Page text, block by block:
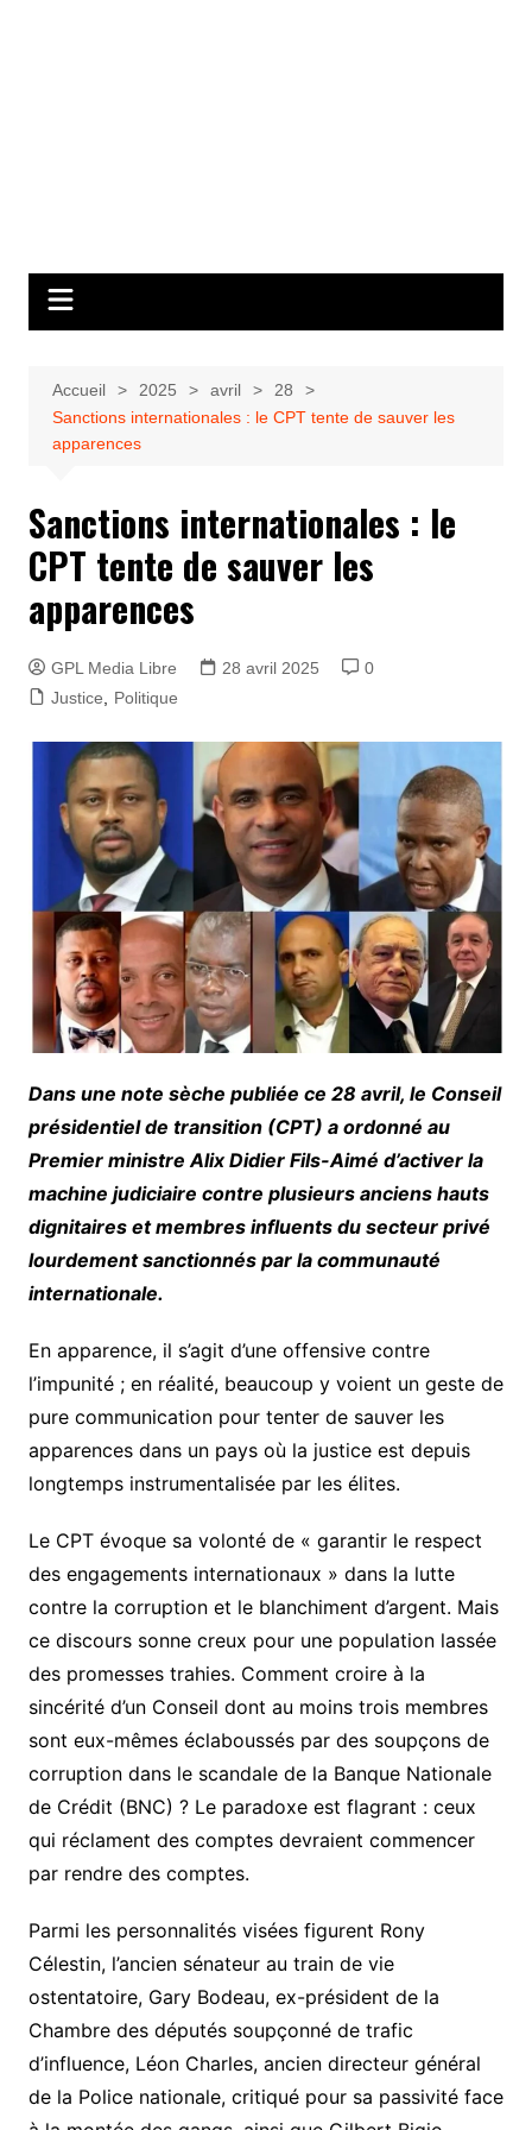
Accueil 2025 avril
28
Sanctions internationales : le CPT tente de sauver les
apparences
Sanctions internationales : le
CPT tente de sauver les
apparences
GPL Media Libre 28 avril 2025
0
Justice
Politique
Dans une note sèche publiée ce 28 avril, le Conseil
présidentiel de transition (CPT) a ordonné au
Premier ministre Alix Didier Fils-Aimé d’activer la
machine judiciaire contre plusieurs anciens hauts
dignitaires et membres influents du secteur privé
lourdement sanctionnés par la communauté
internationale.
En apparence, il s’agit d’une offensive contre
l’impunité ; en réalité, beaucoup y voient un geste de
pure communication pour tenter de sauver les
apparences dans un pays où la justice est depuis
longtemps instrumentalisée par les élites.
Le CPT évoque sa volonté de « garantir le respect
des engagements internationaux » dans la lutte
contre la corruption et le blanchiment d’argent. Mais
ce discours sonne creux pour une population lassée
des promesses trahies. Comment croire à la
sincérité d’un Conseil dont au moins trois membres
sont eux-mêmes éclaboussés par des soupçons de
corruption dans le scandale de la Banque Nationale
de Crédit (BNC) ? Le paradoxe est flagrant : ceux
qui réclament des comptes devraient commencer
par rendre des comptes.
Parmi les personnalités visées figurent Rony
Célestin, l’ancien sénateur au train de vie
ostentatoire, Gary Bodeau, ex-président de la
Chambre des députés soupçonné de trafic
d’influence, Léon Charles, ancien directeur général
de la Police nationale, critiqué pour sa passivité face